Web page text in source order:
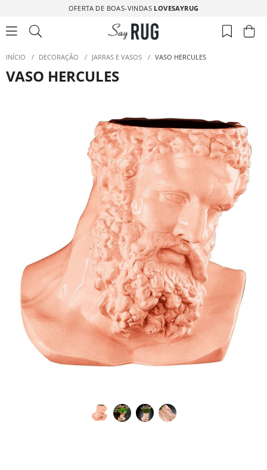
OFERTA DE BOAS-VINDAS LOVESAYRUG
INÍCIO / DECORAÇÃO / JARRAS E VASOS / VASO HERCULES
VASO HERCULES